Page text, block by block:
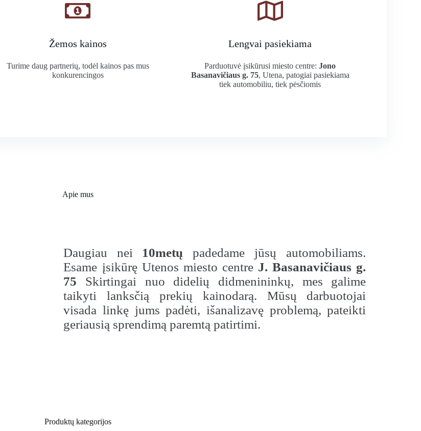
Žemos kainos
Turime daug partnerių, todėl kainos pas mus
konkurencingos
Lengvai pasiekiama
Parduotuvė įsikūrusi miesto centre:Jono
Basanavičiaus g. 75, Utena, patogiai pasiekiama
tiek automobiliu, tiek pėsčiomis
Apie mus
Daugiau nei 10metų padedame jūsų automobiliams.
Esame įsikūrę Utenos miesto centre J. Basanavičiaus g.
75 Skirtingai nuo didelių didmenininkų, mes galime
taikyti lanksčią prekių kainodarą. Mūsų darbuotojai
visada linkę jums padėti, išanalizavę problemą, pateikti
geriausią sprendimą paremtą patirtimi.
Produktų kategorijos